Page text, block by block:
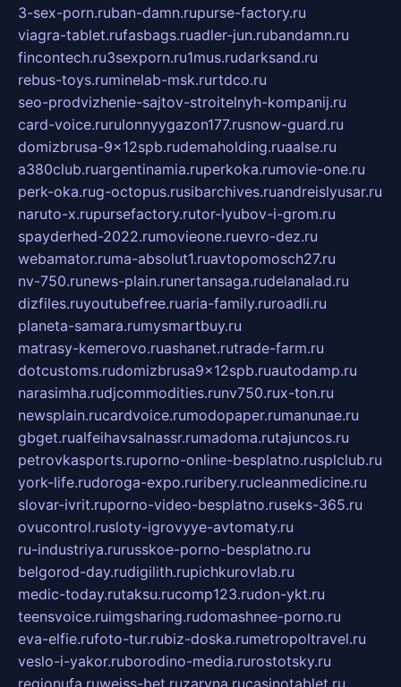
3-sex-porn.ruban-damn.rupurse-factory.ru
viagra-tablet.rufasbags.ruadler-jun.rubandamn.ru
fincontech.ru3sexporn.ru1mus.rudarksand.ru
rebus-toys.ruminelab-msk.rurtdco.ru
seo-prodvizhenie-sajtov-stroitelnyh-kompanij.ru
card-voice.rurulonnyygazon177.rusnow-guard.ru
domizbrusa-9x12spb.rudemaholding.ruaalse.ru
a380club.ruargentinamia.ruperkoka.rumovie-one.ru
perk-oka.rug-octopus.rusibarchives.ruandreislyusar.ru
naruto-x.rupursefactory.rutor-lyubov-i-grom.ru
spayderhed-2022.rumovieone.ruevro-dez.ru
webamator.ruma-absolut1.ruavtopomosch27.ru
nv-750.runews-plain.runertansaga.rudelanalad.ru
dizfiles.ruyoutubefree.ruaria-family.ruroadli.ru
planeta-samara.rumysmartbuy.ru
matrasy-kemerovo.ruashanet.rutrade-farm.ru
dotcustoms.rudomizbrusa9x12spb.ruautodamp.ru
narasimha.rudjcommodities.runv750.rux-ton.ru
newsplain.rucardvoice.rumodopaper.rumanunae.ru
gbget.rualfeihavsalnassr.rumadoma.rutajuncos.ru
petrovkasports.ruporno-online-besplatno.rusplclub.ru
york-life.rudoroga-expo.ruribery.rucleanmedicine.ru
slovar-ivrit.ruporno-video-besplatno.ruseks-365.ru
ovucontrol.rusloty-igrovyye-avtomaty.ru
ru-industriya.rurusskoe-porno-besplatno.ru
belgorod-day.rudigilith.rupichkurovlab.ru
medic-today.rutaksu.rucomp123.rudon-ykt.ru
teensvoice.ruimgsharing.rudomashnee-porno.ru
eva-elfie.rufoto-tur.rubiz-doska.rumetropoltravel.ru
veslo-i-yakor.ruborodino-media.rurostotsky.ru
regionufa.ruweiss-bet.ruzaryna.rucasinotablet.ru